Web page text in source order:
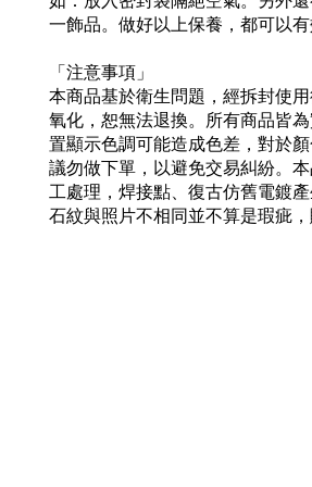
一飾品。做好以上保養，都可以有
「注意事項」
本商品基於衛生問題，經拆封使
氧化，恕無法退換。所有商品皆
置顯示色調可能造成色差，對於
議勿做下單，以避免交易糾紛。
工處理，焊接點、復古仿舊電鍍
石紋與照片不相同並不算是瑕疵，